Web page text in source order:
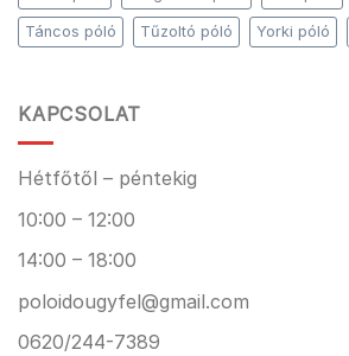
Táncos póló Tűzoltó póló Yorki póló
KAPCSOLAT
Hétfőtől – péntekig
10:00 – 12:00
14:00 – 18:00
poloidougyfel@gmail.com
0620/244-7389